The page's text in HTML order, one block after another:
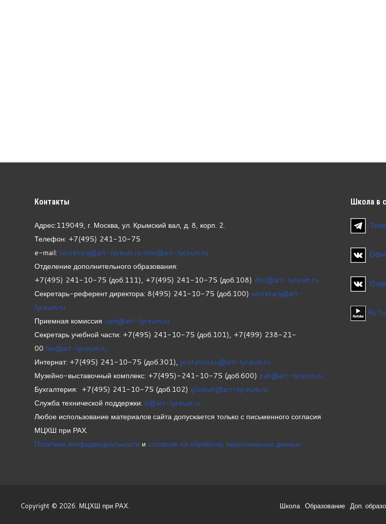
Контакты
Адрес:119049, г. Москва, ул. Крымский вал, д. 8, корп. 2.
Телефон: +7(495) 241-10-75
e-mail: secretary@art-lyceum.ru mnv@art-lyceum.ru
Отделение дополнительного образования:
+7(495) 241-10-75 (доб.111), +7(495) 241-10-75 (доб.108) dho@art-lyceum.ru
Секретарь-референт директора: 8(495) 241-10-75 (доб.100) secretary@art-
lyceum.ru
Приемная комиссия com@art-lyceum.ru
Секретарь учебной части: +7(495) 241-10-75 (доб.101), +7(499) 238-21-
00 lev@art-lyceum.ru
Интернат: +7(495) 241-10-75 (доб.301), protasova.u@art-lyceum.ru
Музейно-выставочный комплекс: +7(495)-241-10-75 (доб.600) zeb@art-lyceum.ru
Бухгалтерия: +7(495) 241-10-75 (доб.102) glavbuh@art-lyceum.ru
Служба технической поддержки: it@art-lyceum.ru
Любое использование материалов сайта допускается только с письменного согласия
МЦХШ при РАХ.
Политика конфиденциальности и согласие на обработку персональных данных
Школа в
Copyright © 2026. МЦХШ при РАХ. Школа Образование Доп.